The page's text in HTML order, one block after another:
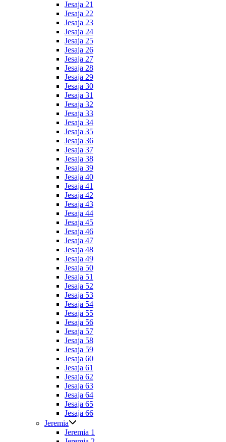
Jesaja 21
Jesaja 22
Jesaja 23
Jesaja 24
Jesaja 25
Jesaja 26
Jesaja 27
Jesaja 28
Jesaja 29
Jesaja 30
Jesaja 31
Jesaja 32
Jesaja 33
Jesaja 34
Jesaja 35
Jesaja 36
Jesaja 37
Jesaja 38
Jesaja 39
Jesaja 40
Jesaja 41
Jesaja 42
Jesaja 43
Jesaja 44
Jesaja 45
Jesaja 46
Jesaja 47
Jesaja 48
Jesaja 49
Jesaja 50
Jesaja 51
Jesaja 52
Jesaja 53
Jesaja 54
Jesaja 55
Jesaja 56
Jesaja 57
Jesaja 58
Jesaja 59
Jesaja 60
Jesaja 61
Jesaja 62
Jesaja 63
Jesaja 64
Jesaja 65
Jesaja 66
Jeremia
Jeremia 1